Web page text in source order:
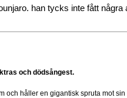
han tycks inte fått några
och dödsångest.
och håller en gigantisk spruta mot